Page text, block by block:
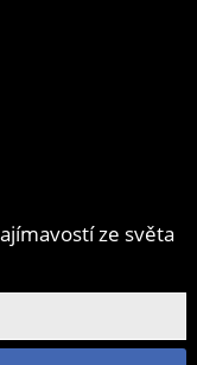
ze světa